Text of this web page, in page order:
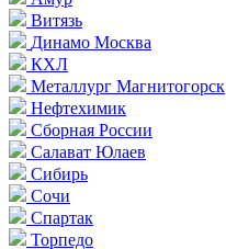
Витязь
Динамо Москва
КХЛ
Металлург Магнитогорск
Нефтехимик
Сборная России
Салават Юлаев
Сибирь
Сочи
Спартак
Торпедо